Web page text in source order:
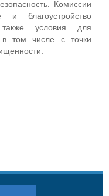
Комиссии
и благоустройство
условия для
в том числе с точки